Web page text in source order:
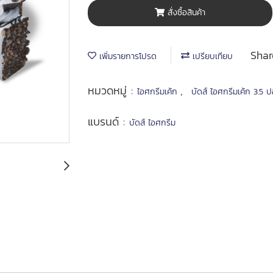
สั่งซื้อสินค้า
เพิ่มรายการโปรด เปรียบเทียบ
หมวดหมู่ : ไอศกรีมเค้ก , บัดส์ ไอศกรีมเค้ก 3.5
แบรนด์ : บัดส์ ไอศกรีม